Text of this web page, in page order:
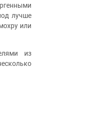
лучше
или
из